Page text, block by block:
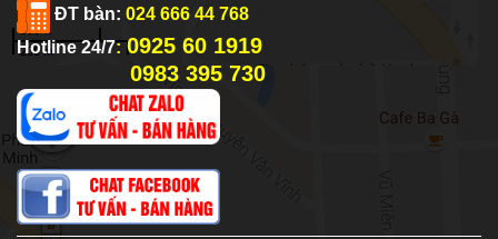
ĐT bàn: 024 666 44 768
Hotline 24/7: 0925 60 1919
0983 395 730